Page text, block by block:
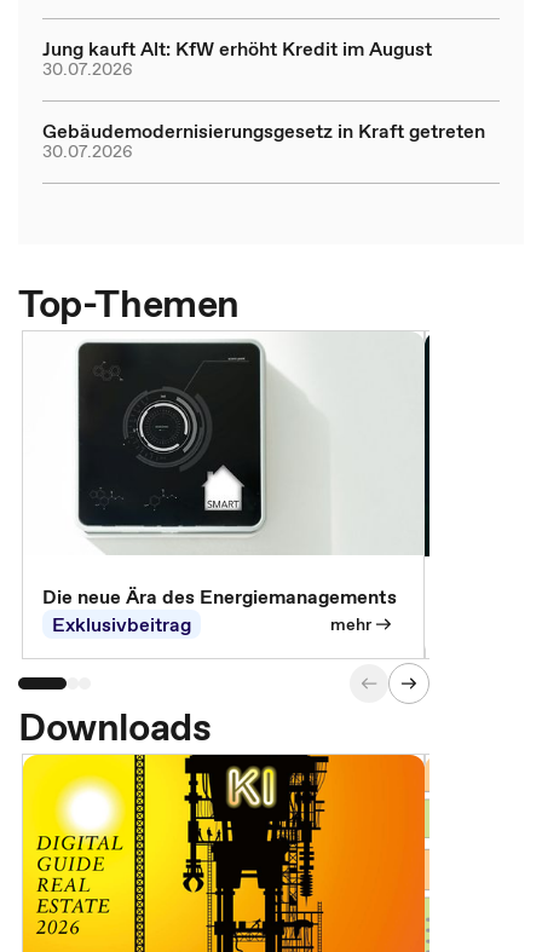
Jung kauft Alt: KfW erhöht Kredit im August
30.07.2026
Gebäudemodernisierungsgesetz in Kraft getreten
30.07.2026
Top-Themen
Die neue Ära des Energiemanagements
Exklusivbeitrag
mehr
Downloads